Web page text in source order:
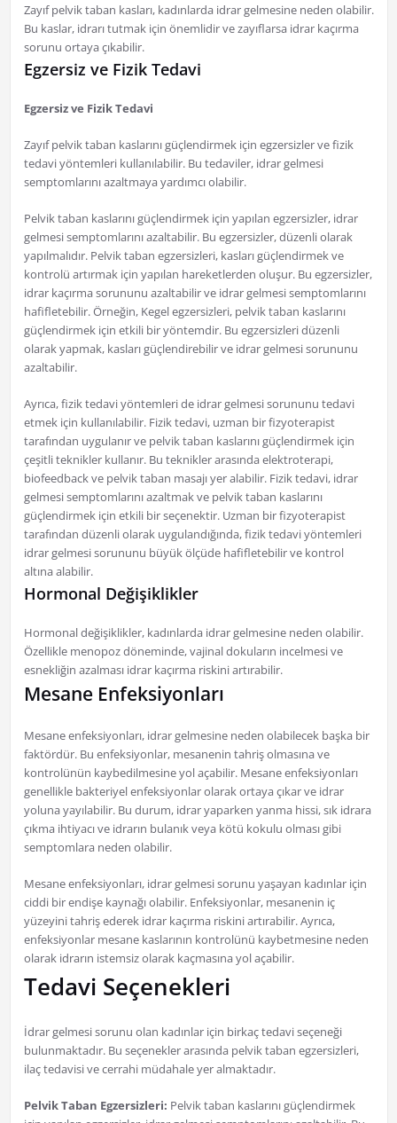
Zayıf pelvik taban kasları, kadınlarda idrar gelmesine neden olabilir.
Bu kaslar, idrarı tutmak için önemlidir ve zayıflarsa idrar kaçırma
sorunu ortaya çıkabilir.
Egzersiz ve Fizik Tedavi
Egzersiz ve Fizik Tedavi
Zayıf pelvik taban kaslarını güçlendirmek için egzersizler ve fizik
tedavi yöntemleri kullanılabilir. Bu tedaviler, idrar gelmesi
semptomlarını azaltmaya yardımcı olabilir.
Pelvik taban kaslarını güçlendirmek için yapılan egzersizler, idrar
gelmesi semptomlarını azaltabilir. Bu egzersizler, düzenli olarak
yapılmalıdır. Pelvik taban egzersizleri, kasları güçlendirmek ve
kontrolü artırmak için yapılan hareketlerden oluşur. Bu egzersizler,
idrar kaçırma sorununu azaltabilir ve idrar gelmesi semptomlarını
hafifletebilir. Örneğin, Kegel egzersizleri, pelvik taban kaslarını
güçlendirmek için etkili bir yöntemdir. Bu egzersizleri düzenli
olarak yapmak, kasları güçlendirebilir ve idrar gelmesi sorununu
azaltabilir.
Ayrıca, fizik tedavi yöntemleri de idrar gelmesi sorununu tedavi
etmek için kullanılabilir. Fizik tedavi, uzman bir fizyoterapist
tarafından uygulanır ve pelvik taban kaslarını güçlendirmek için
çeşitli teknikler kullanır. Bu teknikler arasında elektroterapi,
biofeedback ve pelvik taban masajı yer alabilir. Fizik tedavi, idrar
gelmesi semptomlarını azaltmak ve pelvik taban kaslarını
güçlendirmek için etkili bir seçenektir. Uzman bir fizyoterapist
tarafından düzenli olarak uygulandığında, fizik tedavi yöntemleri
idrar gelmesi sorununu büyük ölçüde hafifletebilir ve kontrol
altına alabilir.
Hormonal Değişiklikler
Hormonal değişiklikler, kadınlarda idrar gelmesine neden olabilir.
Özellikle menopoz döneminde, vajinal dokuların incelmesi ve
esnekliğin azalması idrar kaçırma riskini artırabilir.
Mesane Enfeksiyonları
Mesane enfeksiyonları, idrar gelmesine neden olabilecek başka bir
faktördür. Bu enfeksiyonlar, mesanenin tahriş olmasına ve
kontrolünün kaybedilmesine yol açabilir. Mesane enfeksiyonları
genellikle bakteriyel enfeksiyonlar olarak ortaya çıkar ve idrar
yoluna yayılabilir. Bu durum, idrar yaparken yanma hissi, sık idrara
çıkma ihtiyacı ve idrarın bulanık veya kötü kokulu olması gibi
semptomlara neden olabilir.
Mesane enfeksiyonları, idrar gelmesi sorunu yaşayan kadınlar için
ciddi bir endişe kaynağı olabilir. Enfeksiyonlar, mesanenin iç
yüzeyini tahriş ederek idrar kaçırma riskini artırabilir. Ayrıca,
enfeksiyonlar mesane kaslarının kontrolünü kaybetmesine neden
olarak idrarın istemsiz olarak kaçmasına yol açabilir.
Tedavi Seçenekleri
İdrar gelmesi sorunu olan kadınlar için birkaç tedavi seçeneği
bulunmaktadır. Bu seçenekler arasında pelvik taban egzersizleri,
ilaç tedavisi ve cerrahi müdahale yer almaktadır.
Pelvik Taban Egzersizleri: Pelvik taban kaslarını güçlendirmek